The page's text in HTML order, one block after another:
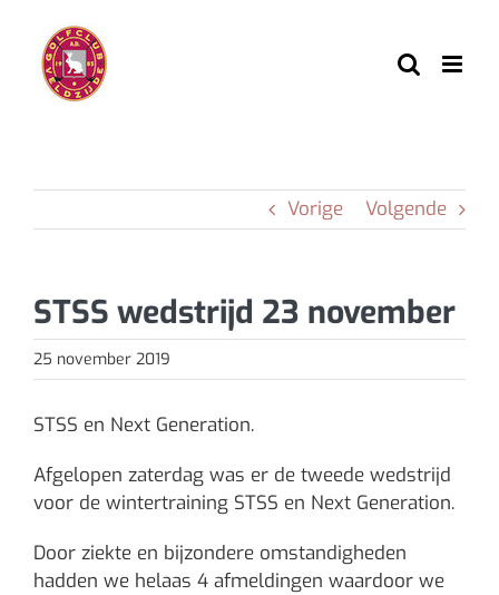
inhoud
Vorige Volgende
STSS wedstrijd 23 november
25 november 2019
STSS en Next Generation.
Afgelopen zaterdag was er de tweede wedstrijd
voor de wintertraining STSS en Next Generation.
Door ziekte en bijzondere omstandigheden
hadden we helaas 4 afmeldingen waardoor we